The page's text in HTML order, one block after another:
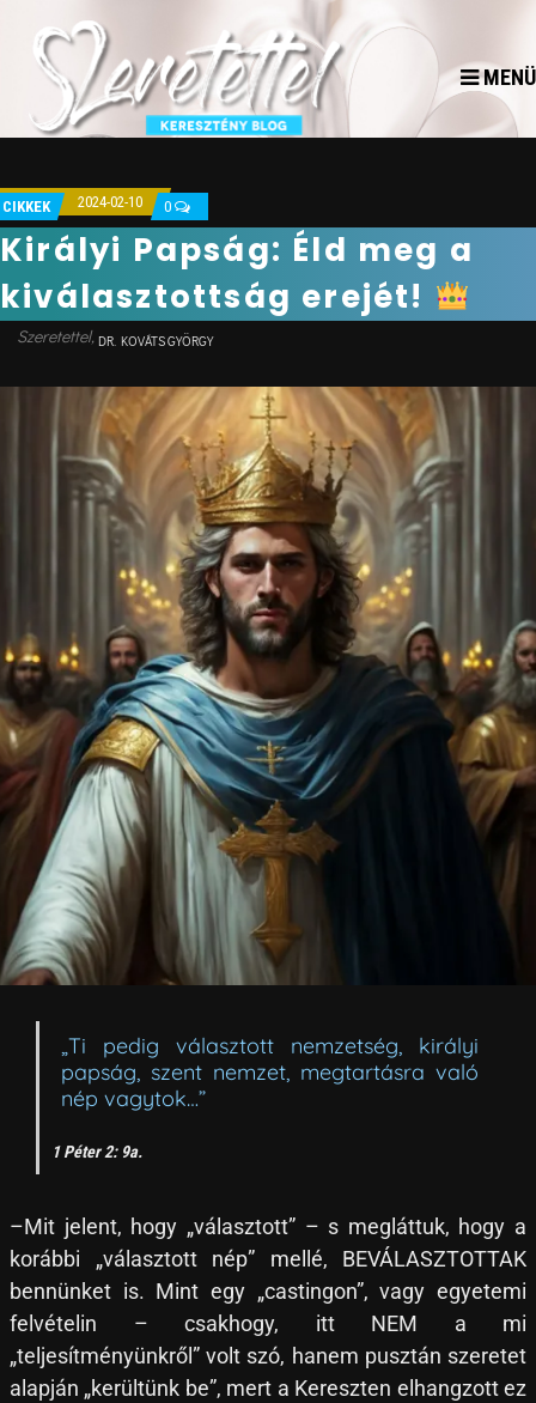
MENÜ
CIKKEK 2024-02-10 0
Királyi Papság: Éld meg a
kiválasztottság erejét!
DR. KOVÁTS GYÖRGY
„Ti pedig választott nemzetség, királyi
papság, szent nemzet, megtartásra való
nép vagytok…”
1 Péter 2: 9a.
–Mit jelent, hogy „választott” – s megláttuk, hogy a
korábbi „választott nép” mellé, BEVÁLASZTOTTAK
bennünket is. Mint egy „castingon”, vagy egyetemi
felvételin – csakhogy, itt NEM a mi
„teljesítményünkről” volt szó, hanem pusztán szeretet
alapján „kerültünk be”, mert a Kereszten elhangzott ez